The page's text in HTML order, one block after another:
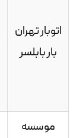
اتوبار تهران
بار بابلسر
موسسه